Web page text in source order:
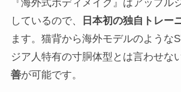
『海外式ボディメイク』はアップル
しているので、
日本初の独自トレー
ます。猫背から海外モデルのような
ジア人特有の寸胴体型とは言わせな
善が可能です。